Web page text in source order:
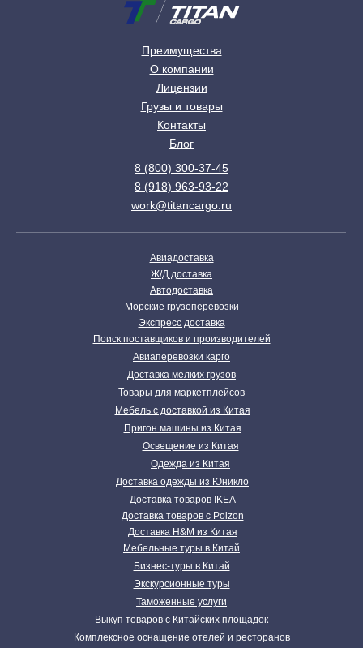
Преимущества
О компании
Лицензии
Грузы и товары
Блог
Контакты
Авиадоставка
Ж/Д доставка
Автодоставка
Морские грузоперевозки
Экспресс доставка
Авиаперевозки карго
Доставка мелких грузов
Освещение из Китая
Мебель с доставкой из Китая
Доставка одежды из Юникло
Доставка товаров с Poizon
Доставка H&M из Китая
Доставка товаров IKEA
Одежда из Китая
Пригон машины из Китая
Товары для маркетплейсов
Поиск поставщиков и производителей
Мебельные туры в Китай
Бизнес-туры в Китай
Экскурсионные туры
Таможенные услуги
Выкуп товаров с Китайских площадок
Комплексное оснащение отелей и ресторанов
8 (800) 300-37-45
8 (918) 963-93-22
work@titancargo.ru